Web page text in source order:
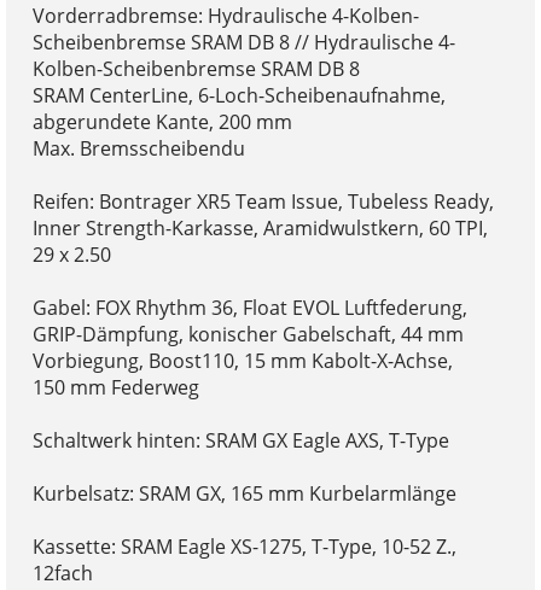
Vorderradbremse: Hydraulische 4-Kolben-
Scheibenbremse SRAM DB 8 // Hydraulische 4-
Kolben-Scheibenbremse SRAM DB 8
SRAM CenterLine, 6-Loch-Scheibenaufnahme,
abgerundete Kante, 200 mm
Max. Bremsscheibendu
Reifen: Bontrager XR5 Team Issue, Tubeless Ready,
Inner Strength-Karkasse, Aramidwulstkern, 60 TPI,
29 x 2.50
Gabel: FOX Rhythm 36, Float EVOL Luftfederung,
GRIP-Dämpfung, konischer Gabelschaft, 44 mm
Vorbiegung, Boost110, 15 mm Kabolt-X-Achse,
150 mm Federweg
Schaltwerk hinten: SRAM GX Eagle AXS, T-Type
Kurbelsatz: SRAM GX, 165 mm Kurbelarmlänge
Kassette: SRAM Eagle XS-1275, T-Type, 10-52 Z.,
12fach